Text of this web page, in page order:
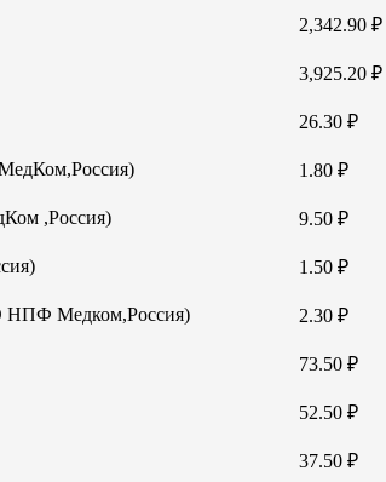
2,342.90 ₽
3,925.20 ₽
26.30 ₽
1.80 ₽
,Россия)
9.50 ₽
1.50 ₽
НПФ Медком,Россия)
2.30 ₽
73.50 ₽
52.50 ₽
37.50 ₽